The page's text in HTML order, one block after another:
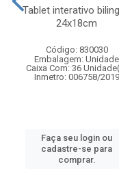
Tablet interativo
24x18cm
Código: 830030
Embalagem: Unidade
Caixa Com: 36
Inmetro: 006758/2019
Faça seu login ou
cadastre-se para
comprar.